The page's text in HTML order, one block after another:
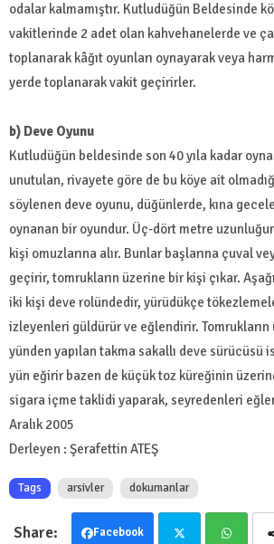
odalar kalmamıştır. Kutludüğün Beldesinde
vakitlerinde 2 adet olan kahvehanelerde ve
toplanarak kâğıt oyunları oynayarak veya
yerde toplanarak vakit geçirirler.
b) Deve Oyunu
Kutludüğün beldesinde son 40 yıla kadar
unutulan, rivayete göre de bu köye ait
söylenen deve oyunu, düğünlerde, kına
oynanan bir oyundur. Üç-dört metre
kişi omuzlarına alır. Bunlar başlarına çuval
geçirir, tomrukların üzerine bir kişi çıkar.
iki kişi deve rolündedir, yürüdükçe
izleyenleri güldürür ve eğlendirir.
yünden yapılan takma sakallı deve sürücüsü
yün eğirir bazen de küçük toz küreğinin
sigara içme taklidi yaparak, seyredenleri
Aralık 2005
Derleyen : Şerafettin ATEŞ
Tags arsivler dokumanlar
Facebook